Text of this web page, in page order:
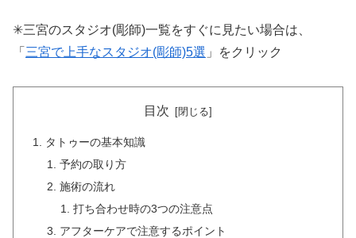
✳︎三宮のスタジオ(彫師)一覧をすぐに見たい場合は、
「 三宮で上手なスタジオ(彫師)5選 」をクリック
目次
タトゥーの基本知識
予約の取り方
施術の流れ
打ち合わせ時の3つの注意点
アフターケアで注意するポイント